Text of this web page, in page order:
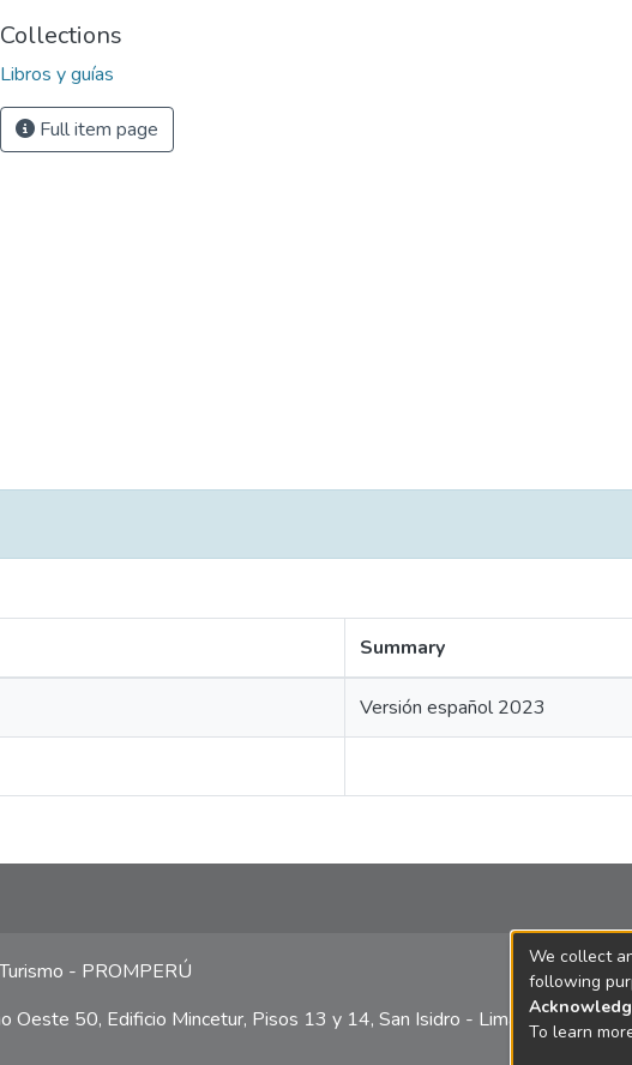
Collections
Libros y guías
Full item page
Summary
Versión español 2023
- PROMPERÚ
50, Edificio Mincetur, Pisos 13 y 14, San Isidro - Lima
We collect
following
To learn